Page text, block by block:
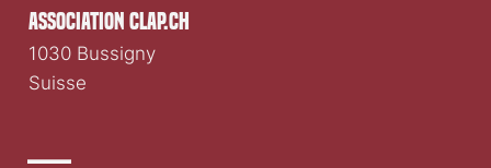
association clap.ch
1030 Bussigny
Suisse